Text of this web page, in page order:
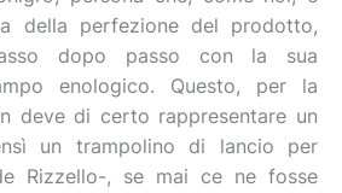
della perfezione del prodotto,
dopo passo con la sua
enologico. Questo, per la
deve di certo rappresentare un
un trampolino di lancio per
Rizzello-, se mai ce ne fosse